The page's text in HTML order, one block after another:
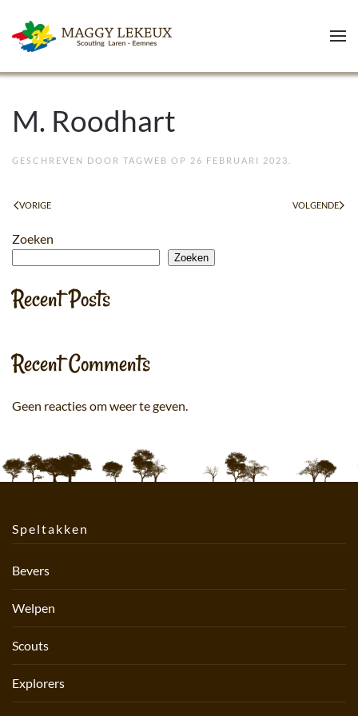
Skip to main content
M. Roodhart
GESCHREVEN DOOR TAGWEB OP 26 FEBRUARI 2023
VORIGE VOLGENDE
Zoeken
Zoeken
Recent Posts
Recent Comments
Geen reacties om weer te geven.
Speltakken
Bevers
Welpen
Scouts
Explorers